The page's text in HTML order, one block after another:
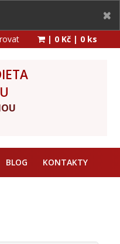
| 0 Kč | 0 ks
BLOG KONTAKTY